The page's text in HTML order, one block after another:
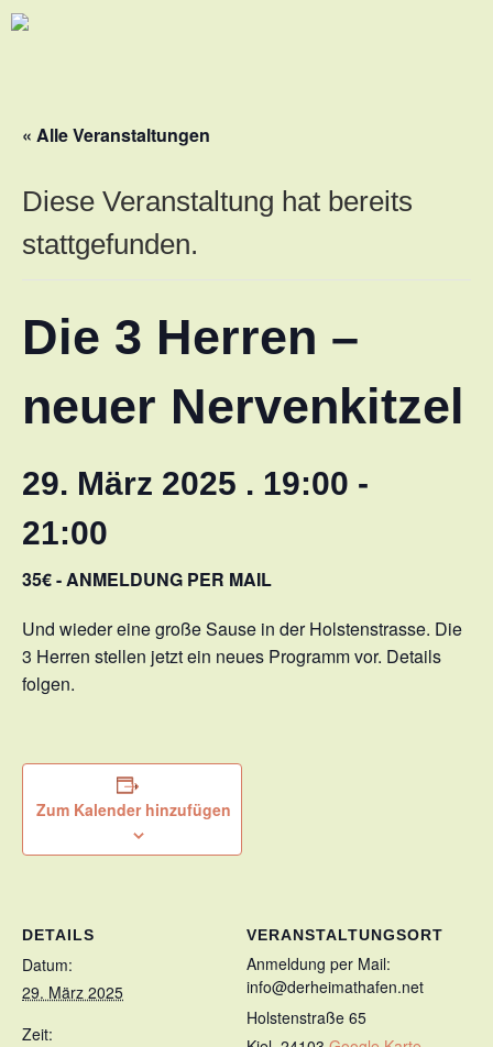
« Alle Veranstaltungen
Diese Veranstaltung hat bereits
stattgefunden.
Die 3 Herren –
neuer Nervenkitzel
29. März 2025 . 19:00 -
21:00
35€ - ANMELDUNG PER MAIL
Und wieder eine große Sause in der Holstenstrasse. Die
3 Herren stellen jetzt ein neues Programm vor. Details
folgen.
Zum Kalender hinzufügen
DETAILS
Datum:
29. März 2025
Zeit:
VERANSTALTUNGSORT
Anmeldung per Mail:
info@derheimathafen.net
Holstenstraße 65